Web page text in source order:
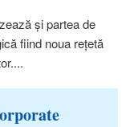
şi partea de
fiind noua reţetă